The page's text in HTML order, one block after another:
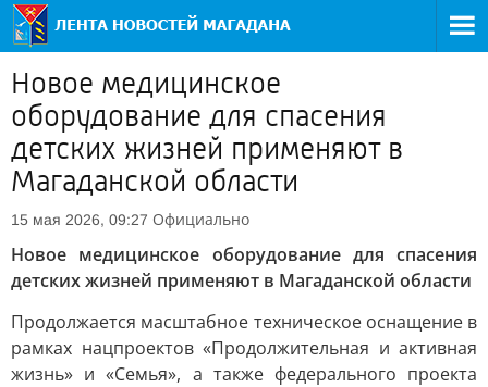
Новое медицинское
оборудование для спасения
детских жизней применяют в
Магаданской области
15 мая 2026, 09:27 Официально
Новое медицинское оборудование для спасения
детских жизней применяют в Магаданской области
Продолжается масштабное техническое оснащение в
рамках нацпроектов «Продолжительная и активная
жизнь» и «Семья», а также федерального проекта